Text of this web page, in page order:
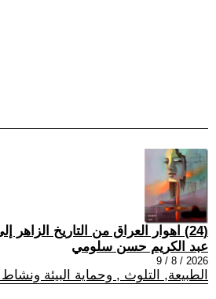
(24) اهوار العراق من التاريخ الزاهر إلى معركة البقاء
عبد الكريم حسن سلومي
2026 / 8 / 9
الطبيعة, التلوث , وحماية البيئة